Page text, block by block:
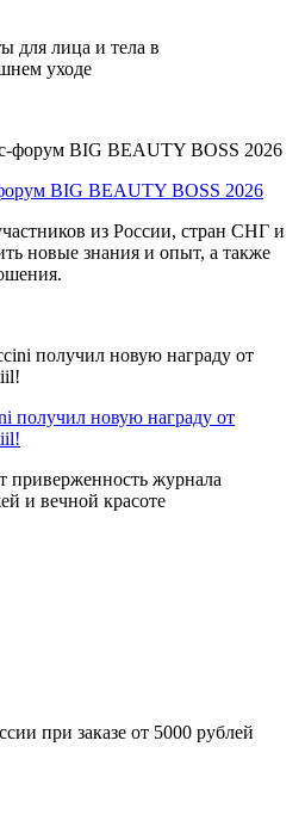
для лица и тела в
уходе
BIG BEAUTY BOSS 2026
из России, стран СНГ и
новые знания и опыт, а также
получил новую награду от
приверженность журнала
и вечной красоте
при заказе от 5000 рублей